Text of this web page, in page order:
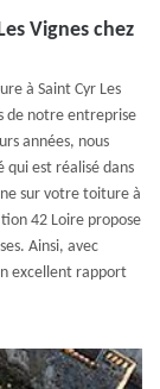
Vignes chez
à Saint Cyr Les
de notre entreprise
années, nous
qui est réalisé dans
sur votre toiture à
42 Loire propose
Ainsi, avec
excellent rapport